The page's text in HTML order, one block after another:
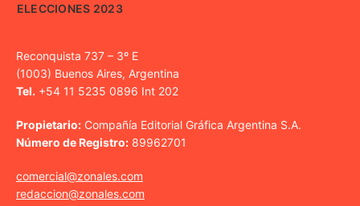
ELECCIONES 2023
Reconquista 737 – 3º E
(1003) Buenos Aires, Argentina
Tel. +54 11 5235 0896 Int 202
Propietario: Compañía Editorial Gráfica Argentina S.A.
Número de Registro: 89962701
comercial@zonales.com
redaccion@zonales.com